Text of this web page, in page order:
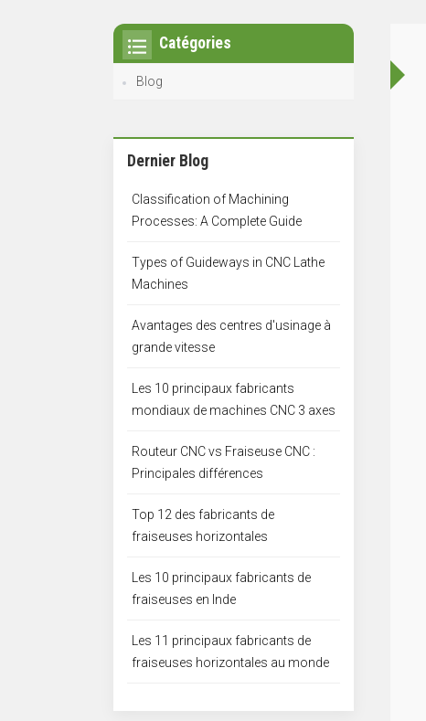
Catégories
Blog
Dernier Blog
Classification of Machining
Processes: A Complete Guide
Types of Guideways in CNC Lathe
Machines
Avantages des centres d'usinage à
grande vitesse
Les 10 principaux fabricants
mondiaux de machines CNC 3 axes
Routeur CNC vs Fraiseuse CNC :
Principales différences
Top 12 des fabricants de
fraiseuses horizontales
Les 10 principaux fabricants de
fraiseuses en Inde
Les 11 principaux fabricants de
fraiseuses horizontales au monde